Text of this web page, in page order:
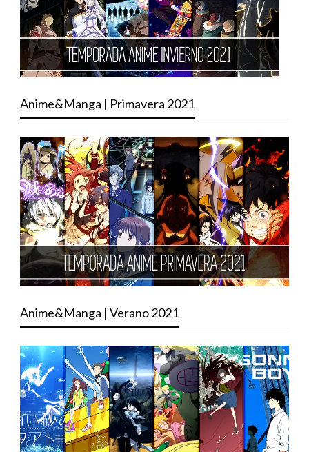
Anime&Manga | Primavera 2021
Anime&Manga | Verano 2021